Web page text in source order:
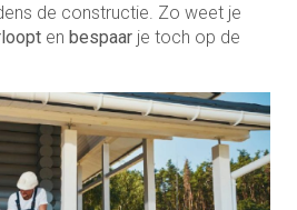
de constructie. Zo weet je
en bespaar je toch op de